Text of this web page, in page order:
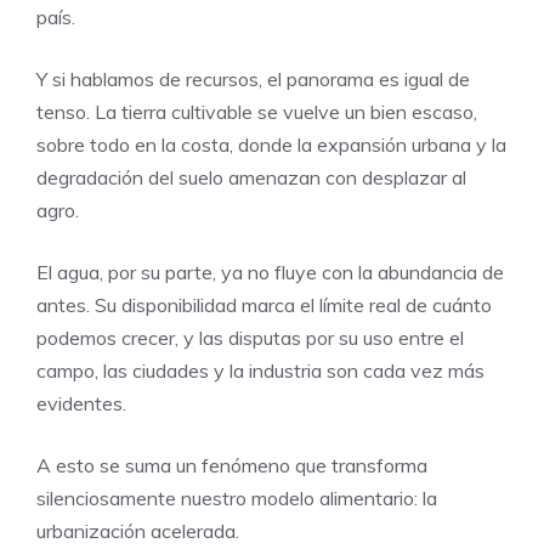
país.
Y si hablamos de recursos, el panorama es igual de
tenso. La tierra cultivable se vuelve un bien escaso,
sobre todo en la costa, donde la expansión urbana y la
degradación del suelo amenazan con desplazar al
agro.
El agua, por su parte, ya no fluye con la abundancia de
antes. Su disponibilidad marca el límite real de cuánto
podemos crecer, y las disputas por su uso entre el
campo, las ciudades y la industria son cada vez más
evidentes.
A esto se suma un fenómeno que transforma
silenciosamente nuestro modelo alimentario: la
urbanización acelerada.